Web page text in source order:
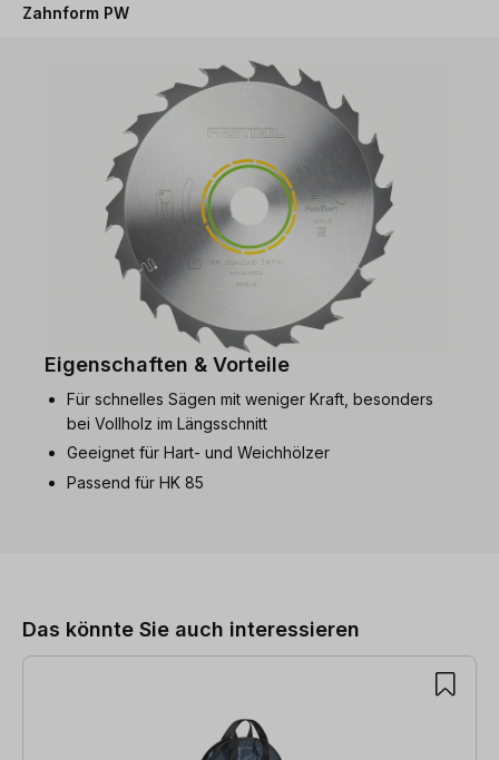
Zahnform PW
Eigenschaften & Vorteile
Für schnelles Sägen mit weniger Kraft, besonders
bei Vollholz im Längsschnitt
Geeignet für Hart- und Weichhölzer
Passend für HK 85
Das könnte Sie auch interessieren